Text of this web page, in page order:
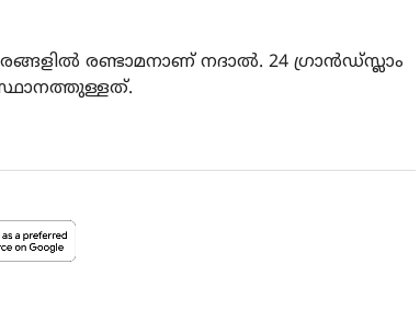
രണ്ടാമനാണ് നദാല്‍. 24 ഗ്രാന്‍ഡ്സ്ലാം